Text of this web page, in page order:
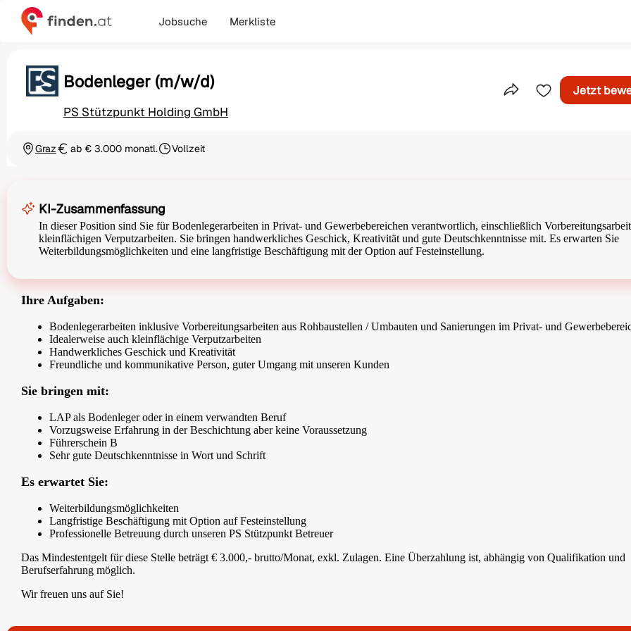
Jobsuche Merkliste
Bodenleger (m/w/d)
PS Stützpunkt Holding GmbH
Teile dieses Inserat
Jetzt
Ortschaft
GrazGehaltab € 3.000 monatl.Beschäftigungsart
Vollzeit
KI-Zusammenfassung
In dieser Position sind Sie für Bodenlegerarbeiten in Privat- und Gewerbebereichen verantwortlich, einschließlich
kleinflächigen Verputzarbeiten. Sie bringen handwerkliches Geschick, Kreativität und gute Deutschkenntnisse mit. Es erwarten Sie
Weiterbildungsmöglichkeiten und eine langfristige Beschäftigung mit der Option auf Festeinstellung.
Ihre Aufgaben:
Bodenlegerarbeiten inklusive Vorbereitungsarbeiten aus Rohbaustellen / Umbauten und Sanierungen im Privat- und
Idealerweise auch kleinflächige Verputzarbeiten
Handwerkliches Geschick und Kreativität
Freundliche und kommunikative Person, guter Umgang mit unseren Kunden
Sie bringen mit:
LAP als Bodenleger oder in einem verwandten Beruf
Vorzugsweise Erfahrung in der Beschichtung aber keine Voraussetzung
Führerschein B
Sehr gute Deutschkenntnisse in Wort und Schrift
Es erwartet Sie:
Weiterbildungsmöglichkeiten
Langfristige Beschäftigung mit Option auf Festeinstellung
Professionelle Betreuung durch unseren PS Stützpunkt Betreuer
Das Mindestentgelt für diese Stelle beträgt € 3.000,- brutto/Monat, exkl. Zulagen. Eine Überzahlung ist, abhängig von Qualifikation und
Berufserfahrung möglich.
Wir freuen uns auf Sie!